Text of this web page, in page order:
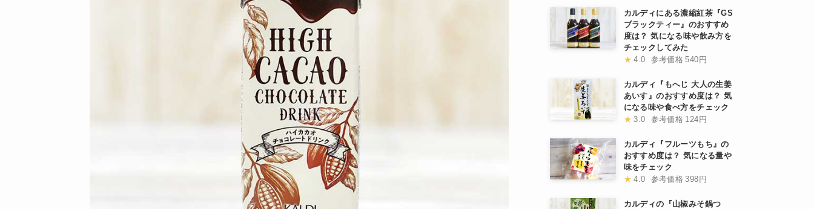
カルディにある濃縮紅茶『GS
ブラックティー』のおすすめ
度は？ 気になる味や飲み方を
チェックしてみた
★ 4.0 参考価格 540円
カルディ『もへじ 大人の生姜
あいす』のおすすめ度は？ 気
になる味や食べ方をチェック
★ 3.0 参考価格 124円
カルディ『フルーツもち』の
おすすめ度は？ 気になる量や
味をチェック
★ 4.0 参考価格 398円
カルディの『山椒みそ鍋つ